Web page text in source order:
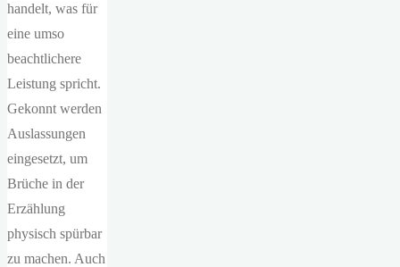
handelt, was für
eine umso
beachtlichere
Leistung spricht.
Gekonnt werden
Auslassungen
eingesetzt, um
Brüche in der
Erzählung
physisch spürbar
zu machen. Auch